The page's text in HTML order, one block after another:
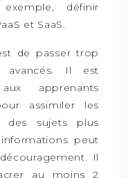
définir
et SaaS.
de passer trop
avancés. Il est
apprenants
assimiler les
des sujets plus
peut
Il
au moins 2